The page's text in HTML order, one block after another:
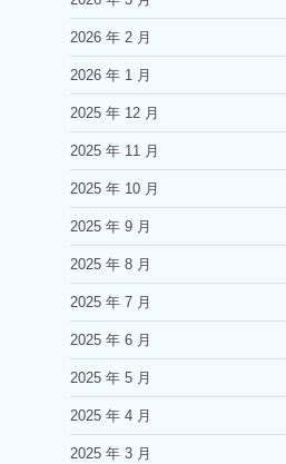
2026 年 2 月
2026 年 1 月
2025 年 12 月
2025 年 11 月
2025 年 10 月
2025 年 9 月
2025 年 8 月
2025 年 7 月
2025 年 6 月
2025 年 5 月
2025 年 4 月
2025 年 3 月